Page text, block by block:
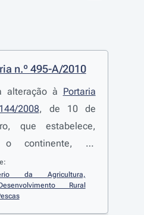
n.º 495-A/2010
alteração à Portaria
2008, de 10 de
que estabelece,
o continente, as
complementares de
do regime de
à reestruturação e
das vinhas e
da Agricultura,
Rural